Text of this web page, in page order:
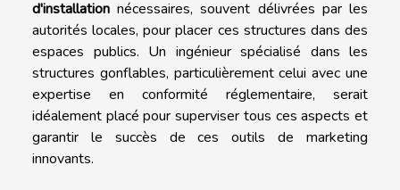
d'installation nécessaires, souvent délivrées par les
autorités locales, pour placer ces structures dans des
espaces publics. Un ingénieur spécialisé dans les
structures gonflables, particulièrement celui avec une
expertise en conformité réglementaire, serait
idéalement placé pour superviser tous ces aspects et
garantir le succès de ces outils de marketing
innovants.